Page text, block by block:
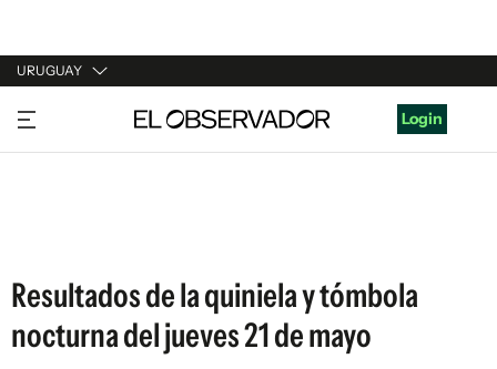
URUGUAY
URUGUAY
ARGENTINA
Login
Resultados de la quiniela y tómbola
nocturna del jueves 21 de mayo